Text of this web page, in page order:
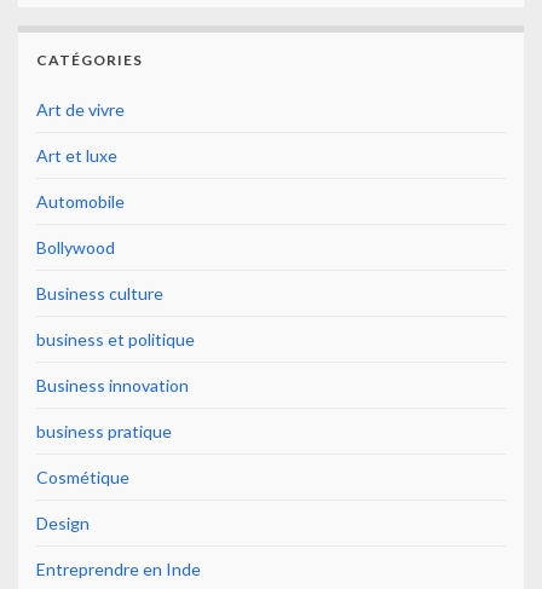
CATÉGORIES
Art de vivre
Art et luxe
Automobile
Bollywood
Business culture
business et politique
Business innovation
business pratique
Cosmétique
Design
Entreprendre en Inde